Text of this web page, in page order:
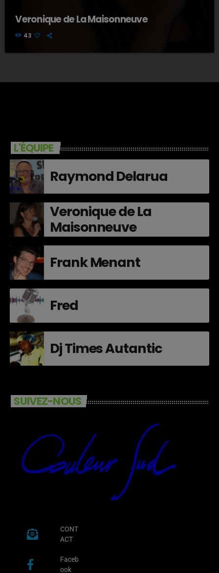
Veronique de La Maisonneuve
43
L'ÉQUIPE
Raymond Delarua
Veronique de La
Maisonneuve
Frank Menant
Fred
Dj Times Autantic
SUIVEZ-NOUS
CONT
ACT
Faceb
ook